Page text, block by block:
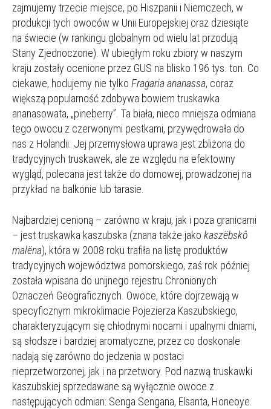
zajmujemy trzecie miejsce, po Hiszpanii i Niemczech, w
produkcji tych owoców w Unii Europejskiej oraz dziesiąte
na świecie (w rankingu globalnym od wielu lat przodują
Stany Zjednoczone). W ubiegłym roku zbiory w naszym
kraju zostały ocenione przez GUS na blisko 196 tys. ton. Co
ciekawe, hodujemy nie tylko Fragaria ananassa, coraz
większą popularność zdobywa bowiem truskawka
ananasowata, „pineberry”. Ta biała, nieco mniejsza odmiana
tego owocu z czerwonymi pestkami, przywędrowała do
nas z Holandii. Jej przemysłowa uprawa jest zbliżona do
tradycyjnych truskawek, ale ze względu na efektowny
wygląd, polecana jest także do domowej, prowadzonej na
przykład na balkonie lub tarasie.
Najbardziej cenioną – zarówno w kraju, jak i poza granicami
– jest truskawka kaszubska (znana także jako kaszëbskô
malëna), która w 2008 roku trafiła na listę produktów
tradycyjnych województwa pomorskiego, zaś rok później
została wpisana do unijnego rejestru Chronionych
Oznaczeń Geograficznych. Owoce, które dojrzewają w
specyficznym mikroklimacie Pojezierza Kaszubskiego,
charakteryzującym się chłodnymi nocami i upalnymi dniami,
są słodsze i bardziej aromatyczne, przez co doskonale
nadają się zarówno do jedzenia w postaci
nieprzetworzonej, jak i na przetwory. Pod nazwą truskawki
kaszubskiej sprzedawane są wyłącznie owoce z
następujących odmian: Senga Sengana, Elsanta, Honeoye.